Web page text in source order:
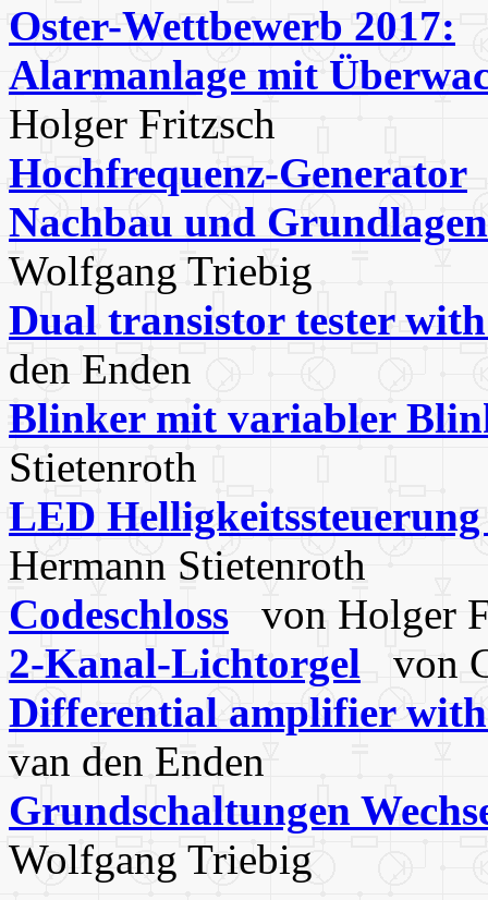
Oster-Wettbewerb 2017:
Alarmanlage mit
Holger Fritzsch
Hochfrequenz-Generator
Nachbau und
Wolfgang Triebig
Dual transistor tester
den Enden
Blinker mit variabler
Stietenroth
LED
Hermann Stietenroth
Codeschloss von Holger
2-Kanal-Lichtorgel von
Differential amplifier
van den Enden
Grundschaltungen
Wolfgang Triebig